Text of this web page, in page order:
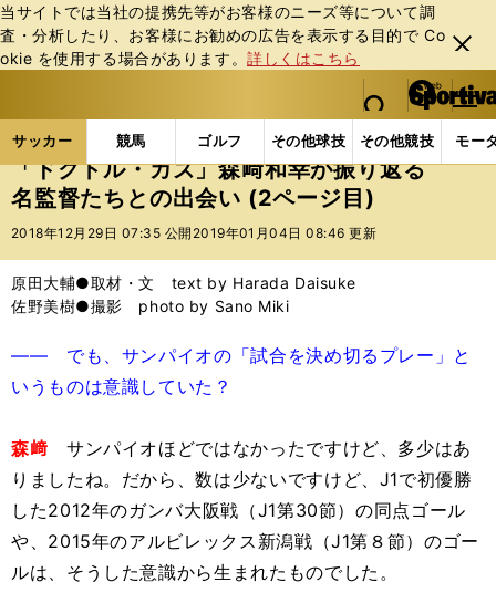
当サイトでは当社の提携先等がお客様のニーズ等について調
査・分析したり、お客様にお勧めの広告を表⽰する⽬的で Co
okie を使⽤する場合があります。詳しくはこちら
閉じ
る
web Sportiva (webスポルティーバ)
検索
マイペ
ー
ジ
メニュ
サッカー 競馬 ゴルフ その他球技 その他競技 モー
ス
ポ
ル
バ
サッカーの記事一覧 Jリーグ他 Jリーグ 「ドク
「ドクトル・カズ」森﨑和幸が振り返る
名監督たちとの出会い (2ページ目)
2018年12月29日 07:35 公開 2019年01月04日 08:46 更新
原田大輔●取材・文 text by Harada Daisuke
佐野美樹●撮影 photo by Sano Miki
―― でも、サンパイオの「試合を決め切るプレー」と
いうものは意識していた？
森﨑 サンパイオほどではなかったですけど、多少はあ
りましたね。だから、数は少ないですけど、J1で初優勝
した2012年のガンバ大阪戦（J1第30節）の同点ゴール
や、2015年のアルビレックス新潟戦（J1第８節）のゴー
ルは、そうした意識から生まれたものでした。